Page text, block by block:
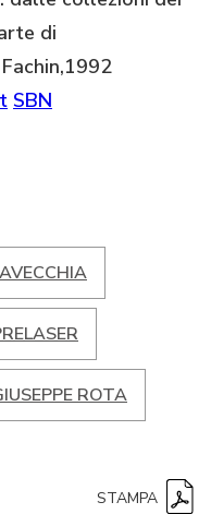
di
SBN
ROTA
STAMPA